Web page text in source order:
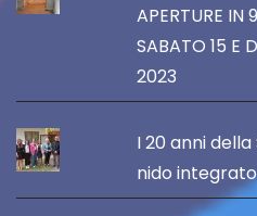
APERTURE IN
SABATO 15 E
2023
I 20 anni
nido